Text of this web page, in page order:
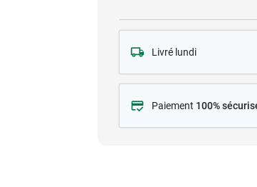
Livré lundi
Paiement 100%